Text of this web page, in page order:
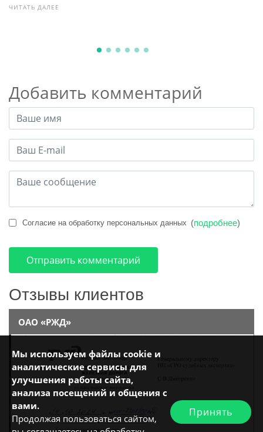
ЧИТАТЬ ДАЛЕЕ
Добавить комментарий
Согласие на обработку персональных данных (подробнее)
Отправить комментарий
Отзывы клиентов
ОАО «РЖД»
Мы используем файлы cookie и
аналитические сервисы для
улучшения работы сайта,
анализа посещений и общения с
вами.
Продолжая пользоваться сайтом,
Принять